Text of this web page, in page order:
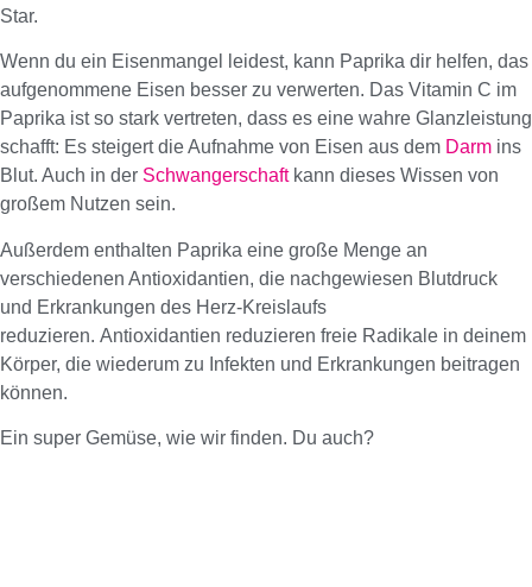
Star.
Wenn du ein Eisenmangel leidest, kann Paprika dir helfen, das
aufgenommene Eisen besser zu verwerten. Das Vitamin C im
Paprika ist so stark vertreten, dass es eine wahre Glanzleistung
schafft: Es steigert die Aufnahme von Eisen aus dem Darm ins
Blut. Auch in der Schwangerschaftkann dieses Wissen von
großem Nutzen sein.
Außerdem enthalten Paprika eine große Menge an
verschiedenen Antioxidantien, die nachgewiesen Blutdruck
und Erkrankungen des Herz-Kreislaufs
reduzieren. Antioxidantien reduzieren freie Radikale in deinem
Körper, die wiederum zu Infekten und Erkrankungen beitragen
können.
Ein super Gemüse, wie wir finden. Du auch?